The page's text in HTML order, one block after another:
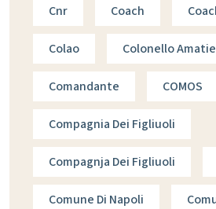
Cnr Coach
Colao Colonello
Comandante COMOS
Compagnia Dei Figliuoli
Compagnja Dei Figliuoli
Comune Di Napoli